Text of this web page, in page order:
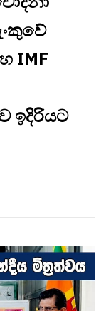
IMF
ඉදිරියට